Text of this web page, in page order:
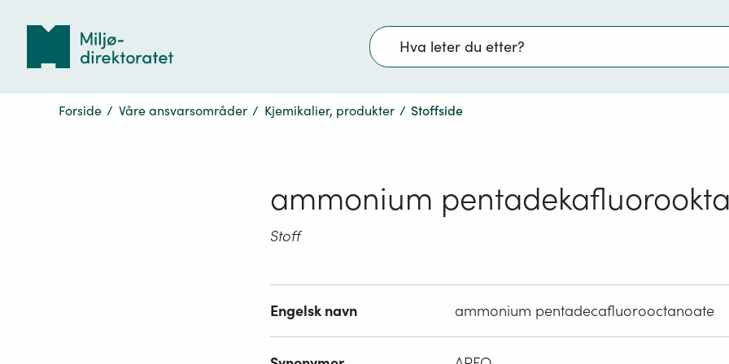
Søk
Forside / Våre ansvarsområder / Kjemikalier, produkter / Stoffside
ammonium
Stoff
Engelsk navn ammonium pentadecafluorooctanoate